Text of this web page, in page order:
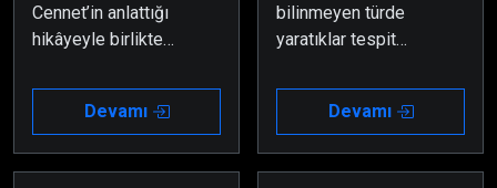
Cennet’in anlattığı
hikâyeyle birlikte
Şohanya Gezegenini
kurtarma görevine
Devamı
bilinmeyen türde
yaratıklar tespit
için de birçok koruma
gönderilmiştir; ancak
dönememiştir.
Devamı